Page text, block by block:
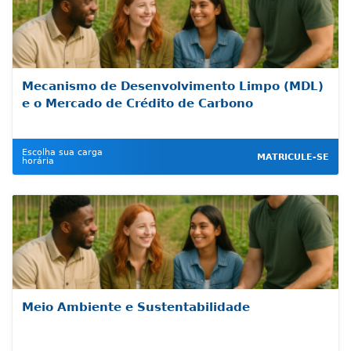
Mecanismo de Desenvolvimento Limpo (MDL)
e o Mercado de Crédito de Carbono
Escolha sua carga
horária
MATRICULE-SE
Meio Ambiente e Sustentabilidade